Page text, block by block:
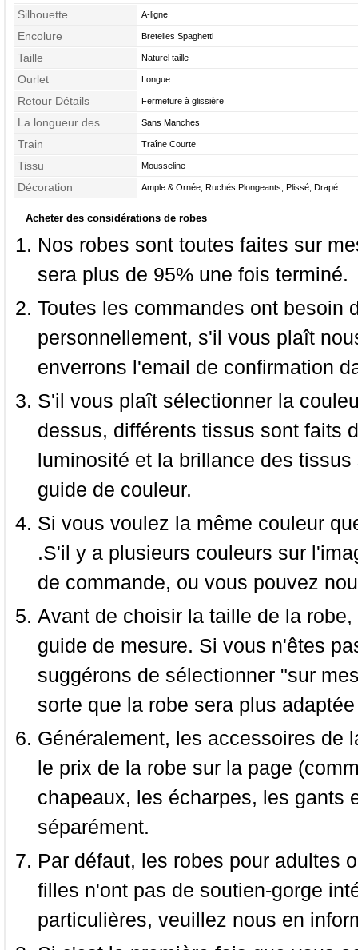
Silhouette A-ligne
Encolure Bretelles Spaghetti
Taille Naturel taille
Ourlet Longue
Retour Détails Fermeture à glissière
La longueur des
manches
Sans Manches
Train Traîne Courte
Tissu Mousseline
Décoration Ample & Ornée, Ruchés Plongeants, Plissé, Drapé
Acheter des considérations de robes
Nos robes sont toutes faites sur
sera plus de 95% une fois terminé.
Toutes les commandes ont besoin
personnellement, s'il vous plaît
enverrons l'email de confirmation
S'il vous plaît sélectionner la
dessus, différents tissus sont faits
luminosité et la brillance des
guide de couleur.
Si vous voulez la même couleur
.S'il y a plusieurs couleurs sur
de commande, ou vous pouvez
Avant de choisir la taille de la
guide de mesure. Si vous n'êtes
suggérons de sélectionner "sur
sorte que la robe sera plus
Généralement, les accessoires de
le prix de la robe sur la page
chapeaux, les écharpes, les gants
séparément.
Par défaut, les robes pour adultes
filles n'ont pas de soutien-gorge
particulières, veuillez nous en